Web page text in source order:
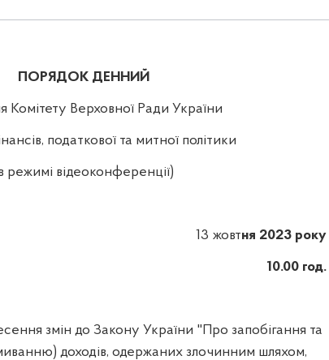
ПОРЯДОК ДЕННИЙ
Комітету Верховної Ради України
податкової та митної політики
режимі відеоконференції)
13 жовтня 2023 року
10.00 год.
змін до Закону України "Про запобігання та
доходів, одержаних злочинним шляхом,